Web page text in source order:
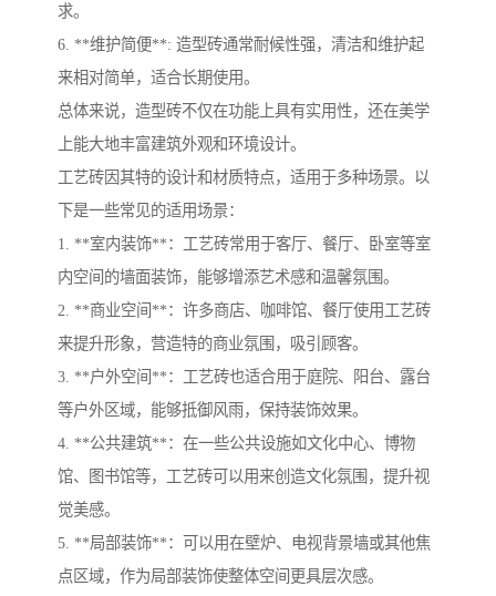
求。
6. **维护简便**: 造型砖通常耐候性强，清洁和维护起
来相对简单，适合长期使用。
总体来说，造型砖不仅在功能上具有实用性，还在美学
上能大地丰富建筑外观和环境设计。
工艺砖因其特的设计和材质特点，适用于多种场景。以
下是一些常见的适用场景：
1. **室内装饰**：工艺砖常用于客厅、餐厅、卧室等室
内空间的墙面装饰，能够增添艺术感和温馨氛围。
2. **商业空间**：许多商店、咖啡馆、餐厅使用工艺砖
来提升形象，营造特的商业氛围，吸引顾客。
3. **户外空间**：工艺砖也适合用于庭院、阳台、露台
等户外区域，能够抵御风雨，保持装饰效果。
4. **公共建筑**：在一些公共设施如文化中心、博物
馆、图书馆等，工艺砖可以用来创造文化氛围，提升视
觉美感。
5. **局部装饰**：可以用在壁炉、电视背景墙或其他焦
点区域，作为局部装饰使整体空间更具层次感。